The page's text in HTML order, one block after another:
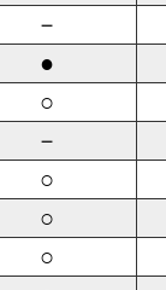
－
●
○
－
○
○
○